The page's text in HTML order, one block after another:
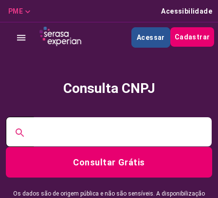
PME Acessibilidade
Acessar Cadastrar
Consulta CNPJ
Consultar Grátis
Os dados são de origem pública e não são sensíveis. A disponibilização